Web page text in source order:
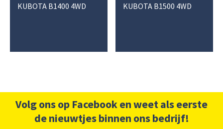
KUBOTA B1400 4WD KUBOTA B1500 4WD
Volg ons op Facebook en weet als eerste
de nieuwtjes binnen ons bedrijf!